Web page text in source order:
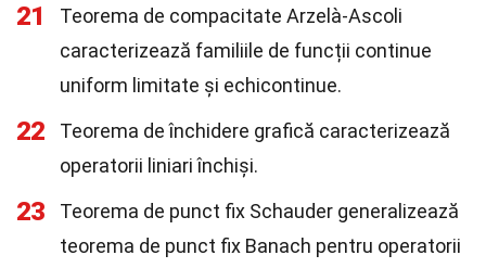
21
Teorema de compacitate Arzelà-Ascoli
caracterizează familiile de funcții continue
uniform limitate și echicontinue.
22
Teorema de închidere grafică caracterizează
operatorii liniari închiși.
23
Teorema de punct fix Schauder generalizează
teorema de punct fix Banach pentru operatorii